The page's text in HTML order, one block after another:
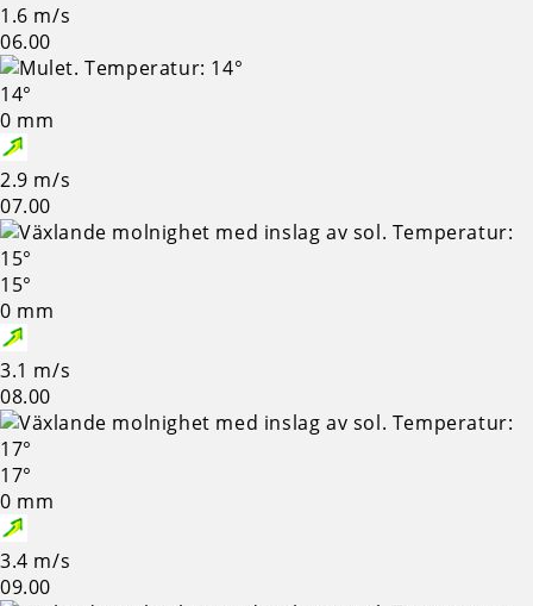
1.6 m/s
06.00
14°
0 mm
2.9 m/s
07.00
15°
0 mm
3.1 m/s
08.00
17°
0 mm
3.4 m/s
09.00